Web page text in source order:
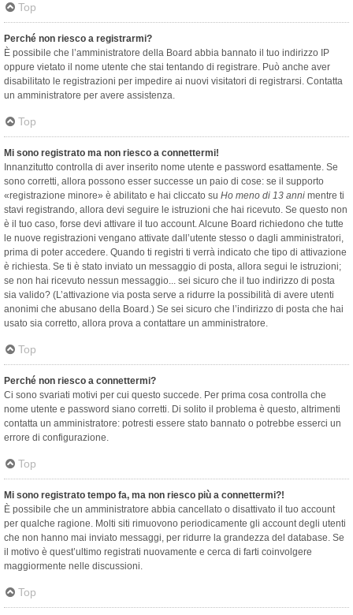
Top
Perché non riesco a registrarmi?
È possibile che l’amministratore della Board abbia bannato il tuo indirizzo IP
oppure vietato il nome utente che stai tentando di registrare. Può anche aver
disabilitato le registrazioni per impedire ai nuovi visitatori di registrarsi. Contatta
un amministratore per avere assistenza.
Top
Mi sono registrato ma non riesco a connettermi!
Innanzitutto controlla di aver inserito nome utente e password esattamente. Se
sono corretti, allora possono esser successe un paio di cose: se il supporto
«registrazione minore» è abilitato e hai cliccato su Ho meno di 13 anni mentre ti
stavi registrando, allora devi seguire le istruzioni che hai ricevuto. Se questo non
è il tuo caso, forse devi attivare il tuo account. Alcune Board richiedono che tutte
le nuove registrazioni vengano attivate dall’utente stesso o dagli amministratori,
prima di poter accedere. Quando ti registri ti verrà indicato che tipo di attivazione
è richiesta. Se ti è stato inviato un messaggio di posta, allora segui le istruzioni;
se non hai ricevuto nessun messaggio... sei sicuro che il tuo indirizzo di posta
sia valido? (L’attivazione via posta serve a ridurre la possibilità di avere utenti
anonimi che abusano della Board.) Se sei sicuro che l’indirizzo di posta che hai
usato sia corretto, allora prova a contattare un amministratore.
Top
Perché non riesco a connettermi?
Ci sono svariati motivi per cui questo succede. Per prima cosa controlla che
nome utente e password siano corretti. Di solito il problema è questo, altrimenti
contatta un amministratore: potresti essere stato bannato o potrebbe esserci un
errore di configurazione.
Top
Mi sono registrato tempo fa, ma non riesco più a connettermi?!
È possibile che un amministratore abbia cancellato o disattivato il tuo account
per qualche ragione. Molti siti rimuovono periodicamente gli account degli utenti
che non hanno mai inviato messaggi, per ridurre la grandezza del database. Se
il motivo è quest’ultimo registrati nuovamente e cerca di farti coinvolgere
maggiormente nelle discussioni.
Top